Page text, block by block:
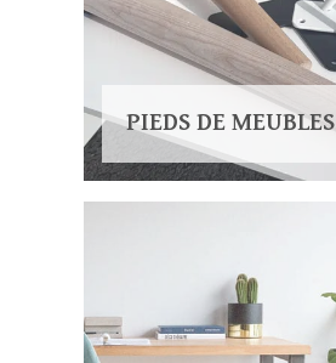
PIEDS DE MEUBLES